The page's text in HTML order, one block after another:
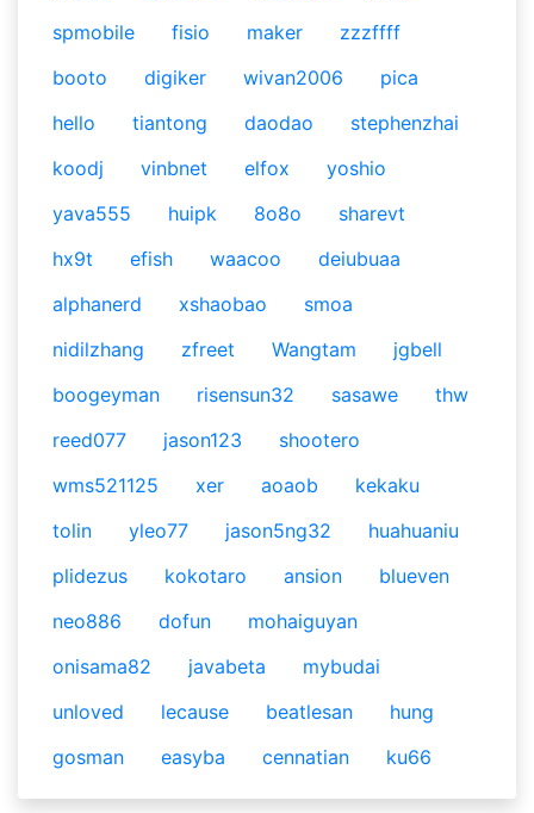
spmobile
fisio maker
zzzffff
booto
digiker wivan2006
pica
hello
tiantong daodao
stephenzhai
koodj
vinbnet elfox
yoshio
yava555
huipk 8o8o
sharevt
hx9t
efish waacoo
deiubuaa
alphanerd
xshaobao
smoa
nidilzhang
zfreet Wangtam
jgbell
boogeyman
risensun32 sasawe
thw
reed077
jason123
shootero
wms521125
xer aoaob
kekaku
tolin
yleo77 jason5ng32
huahuaniu
plidezus
kokotaro ansion
blueven
neo886
dofun
mohaiguyan
onisama82
javabeta
mybudai
unloved
lecause beatlesan
hung
gosman
easyba cennatian ku66